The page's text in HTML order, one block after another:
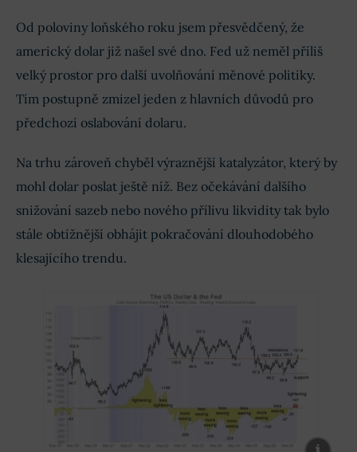
Od poloviny loňského roku jsem přesvědčený, že
americký dolar již našel své dno. Fed už neměl příliš
velký prostor pro další uvolňování měnové politiky.
Tím postupně zmizel jeden z hlavních důvodů pro
předchozí oslabování dolaru.
Na trhu zároveň chyběl výraznější katalyzátor, který by
mohl dolar poslat ještě níž. Bez očekávání dalšího
snižování sazeb nebo nového přílivu likvidity tak bylo
stále obtížnější obhájit pokračování dlouhodobého
klesajícího trendu.